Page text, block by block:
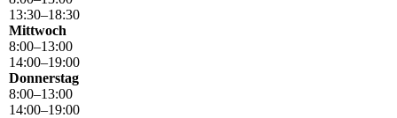
13:30–18:30
Mittwoch
8:00–13:00
14:00–19:00
Donnerstag
8:00–13:00
14:00–19:00